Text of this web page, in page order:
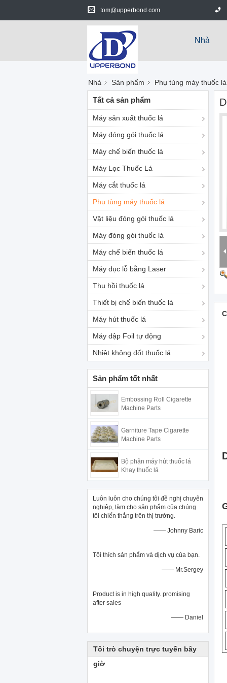
tom@upperbond.com
Nhà
Nhà Sản phẩm Phụ tùng máy thuốc lá
Tất cả sản phẩm
Máy sản xuất thuốc lá
Máy đóng gói thuốc lá
Máy chế biến thuốc lá
Máy Lọc Thuốc Lá
Máy cắt thuốc lá
Phụ tùng máy thuốc lá
Vật liệu đóng gói thuốc lá
Máy đóng gói thuốc lá
Máy chế biến thuốc lá
Máy đục lỗ bằng Laser
Thu hồi thuốc lá
Thiết bị chế biến thuốc lá
Máy hút thuốc lá
Máy dập Foil tự động
Nhiệt không đốt thuốc lá
Sản phẩm tốt nhất
Embossing Roll Cigarette
Machine Parts
Garniture Tape Cigarette
Machine Parts
Bộ phận máy hút thuốc lá
Khay thuốc lá
Luôn luôn cho chúng tôi đề nghị chuyên
nghiệp, làm cho sản phẩm của chúng
tôi chiến thắng trên thị trường.
—— Johnny Baric
Tôi thích sản phẩm và dịch vụ của bạn.
—— Mr.Sergey
Product is in high quality. promising
after sales
—— Daniel
Tôi trò chuyện trực tuyến bây
giờ